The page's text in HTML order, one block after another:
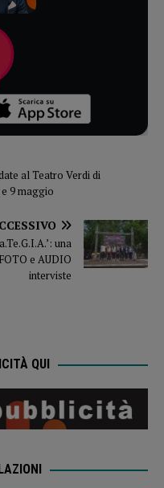
al Teatro Verdi di
e 9 maggio
una
e AUDIO
interviste
QUI